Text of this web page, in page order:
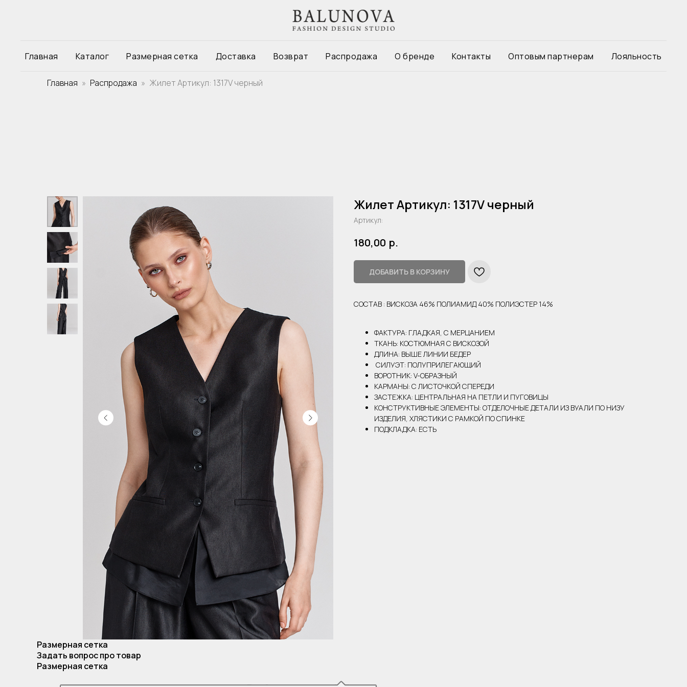
Главная Каталог Размерная сетка Доставка Возврат Распродажа О бренде Контакты Оптовым партнерам Лояльность
Главная Распродажа Жилет Артикул: 1317V черный
Жилет Артикул: 1317V черный
Артикул:
180,00 р.
ДОБАВИТЬ В КОРЗИНУ
СОСТАВ : ВИСКОЗА 46% ПОЛИАМИД 40% ПОЛИЭСТЕР 14%
ФАКТУРА: ГЛАДКАЯ, С МЕРЦАНИЕМ
ТКАНЬ: КОСТЮМНАЯ С ВИСКОЗОЙ
ДЛИНА: ВЫШЕ ЛИНИИ БЕДЕР
СИЛУЭТ: ПОЛУПРИЛЕГАЮЩИЙ
ВОРОТНИК: V-ОБРАЗНЫЙ
КАРМАНЫ: С ЛИСТОЧКОЙ СПЕРЕДИ
ЗАСТЕЖКА: ЦЕНТРАЛЬНАЯ НА ПЕТЛИ И ПУГОВИЦЫ
КОНСТРУКТИВНЫЕ ЭЛЕМЕНТЫ: ОТДЕЛОЧНЫЕ ДЕТАЛИ ИЗ ВУАЛИ ПО НИЗУ
ИЗДЕЛИЯ, ХЛЯСТИКИ С РАМКОЙ ПО СПИНКЕ
ПОДКЛАДКА: ЕСТЬ
Размерная сетка
Задать вопрос про товар
Размерная сетка